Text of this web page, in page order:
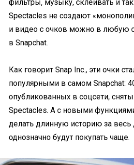
фильтры, музыку, склеивать и
Spectacles не создают
и видео с очков можно в любую
в Snapchat.
Как говорит Snap Inc., эти очки
популярными в самом Snapchat:
опубликованных в соцсети,
Spectacles. А с новыми
делать длинную историю за весь
однозначно будут покупать чаще.